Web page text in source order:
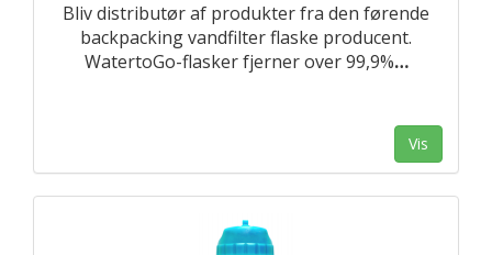
Bliv distributør af produkter fra den førende
backpacking vandfilter flaske producent.
WatertoGo-flasker fjerner over 99,9%…
Vis